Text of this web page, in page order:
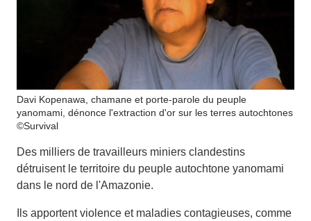
Davi Kopenawa, chamane et porte-parole du peuple
yanomami, dénonce l'extraction d'or sur les terres autochtones
©Survival
Des milliers de travailleurs miniers clandestins
détruisent le territoire du peuple autochtone yanomami
dans le nord de l'Amazonie.
Ils apportent violence et maladies contagieuses, comme